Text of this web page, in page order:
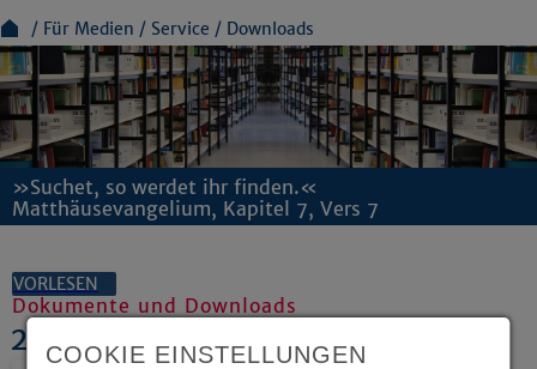
Für Medien Service Downloads
»Suchet, so werdet ihr finden.«
Matthäusevangelium, Kapitel 7, Vers 7
VORLESEN
Dokumente und Downloads
20 Jahre Tschernobyl
COOKIE EINSTELLUNGEN